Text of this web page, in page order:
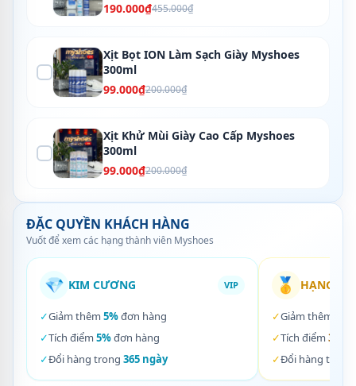
190.000₫455.000₫
Xịt Bọt ION Làm Sạch Giày Myshoes
300ml
99.000₫200.000₫
Xịt Khử Mùi Giày Cao Cấp Myshoes
300ml
99.000₫200.000₫
ĐẶC QUYỀN KHÁCH HÀNG
Vuốt để xem các hạng thành viên Myshoes
💎 KIM CƯƠNG VIP
✓Giảm thêm 5%đơn hàng
✓Tích điểm 5%đơn hàng
✓Đổi hàng trong 365 ngày
🥇 HẠNG
✓Giảm thêm
✓Tích điểm 3%
✓Đổi hàng trong